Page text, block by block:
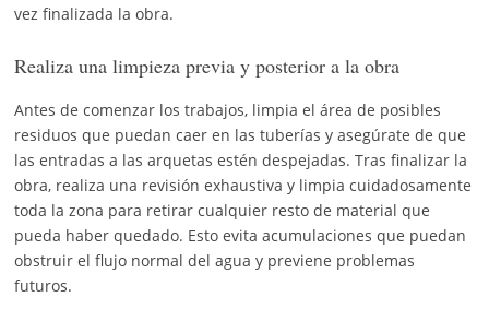
vez finalizada la obra.
Realiza una limpieza previa y posterior a la obra
Antes de comenzar los trabajos, limpia el área de posibles
residuos que puedan caer en las tuberías y asegúrate de que
las entradas a las arquetas estén despejadas. Tras finalizar la
obra, realiza una revisión exhaustiva y limpia cuidadosamente
toda la zona para retirar cualquier resto de material que
pueda haber quedado. Esto evita acumulaciones que puedan
obstruir el flujo normal del agua y previene problemas
futuros.